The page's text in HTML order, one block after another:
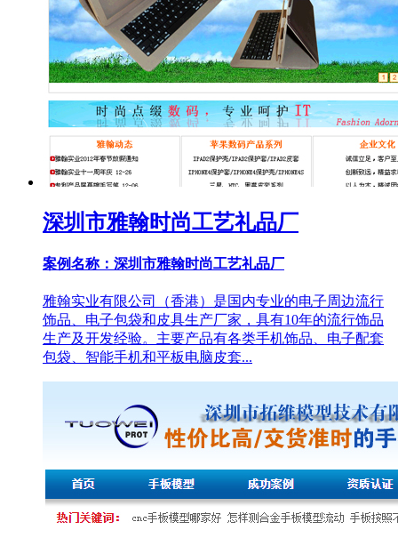
深圳市雅翰时尚工艺礼品厂
案例名称：深圳市雅翰时尚工艺礼品厂
雅翰实业有限公司（香港）是国内专业的电子周边流行
饰品、电子包袋和皮具生产厂家，具有10年的流行饰品
生产及开发经验。主要产品有各类手机饰品、电子配套
包袋、智能手机和平板电脑皮套...